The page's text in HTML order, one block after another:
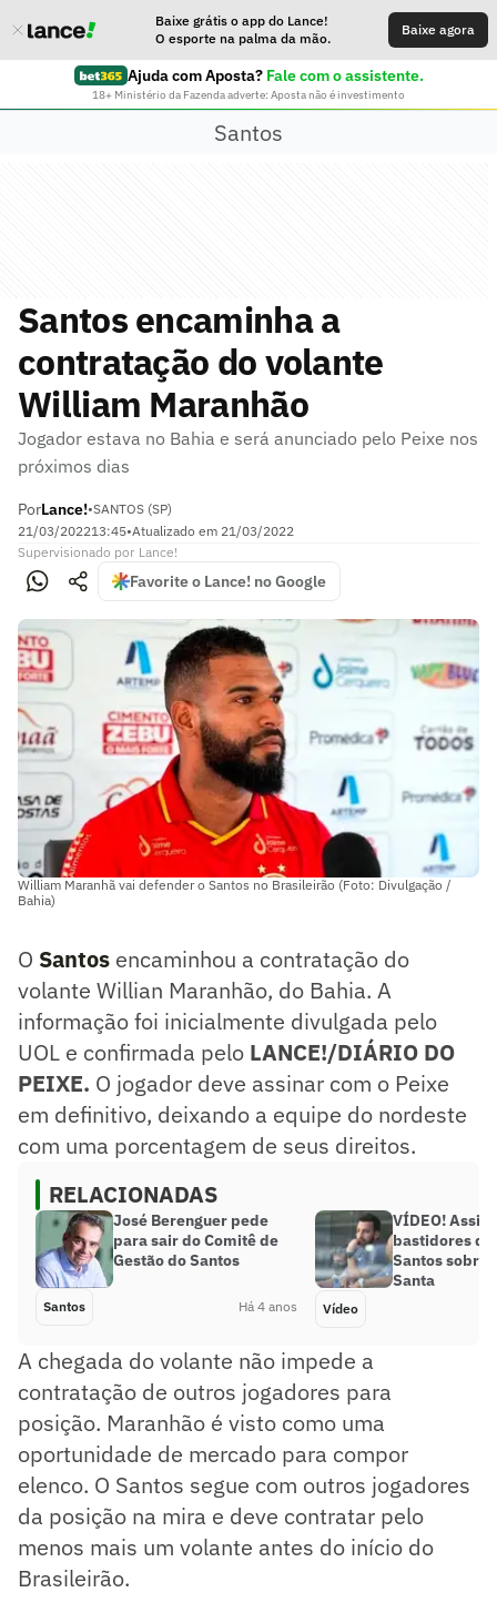
Baixe grátis o app do Lance!
O esporte na palma da mão.
Baixe agora
Ajuda com Aposta? Fale com o assistente.
18+ Ministério da Fazenda adverte: Aposta não é investimento
Santos
Santos encaminha a
contratação do volante
William Maranhão
Jogador estava no Bahia e será anunciado pelo Peixe nos
próximos dias
PorLance!•SANTOS (SP)
21/03/202213:45•Atualizado em 21/03/2022
Supervisionado por Lance!
Favorite o Lance! no Google
William Maranhã vai defender o Santos no Brasileirão (Foto: Divulgação /
Bahia)
O Santos encaminhou a contratação do
volante Willian Maranhão, do Bahia. A
informação foi inicialmente divulgada pelo
UOL e confirmada pelo LANCE!/DIÁRIO DO
PEIXE. O jogador deve assinar com o Peixe
em definitivo, deixando a equipe do nordeste
com uma porcentagem de seus direitos.
RELACIONADAS
José Berenguer pede
para sair do Comitê de
Gestão do Santos
Santos Há 4 anos
VÍDEO!
bastidores
Santos sobre
Santa
Vídeo
A chegada do volante não impede a
contratação de outros jogadores para
posição. Maranhão é visto como uma
oportunidade de mercado para compor
elenco. O Santos segue com outros jogadores
da posição na mira e deve contratar pelo
menos mais um volante antes do início do
Brasileirão.